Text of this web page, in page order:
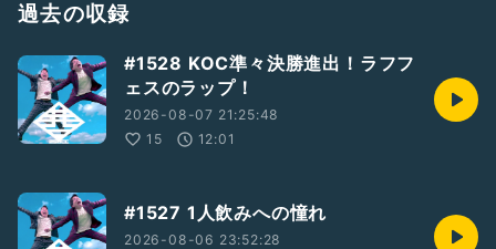
過去の収録
#1528 KOC準々決勝進出！ラフフ
ェスのラップ！
2026-08-07 21:25:48
15
12:01
#1527 1人飲みへの憧れ
2026-08-06 23:52:28